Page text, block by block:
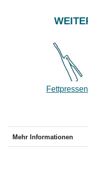
Fettpressen
Mehr Informationen